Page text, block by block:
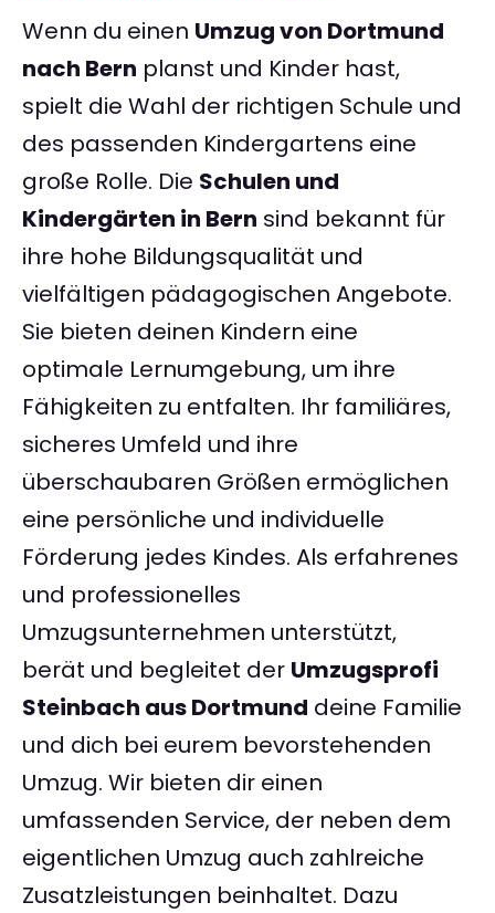
Wenn du einen Umzug von Dortmund
nach Bern planst und Kinder hast,
spielt die Wahl der richtigen Schule und
des passenden Kindergartens eine
große Rolle. Die Schulen und
Kindergärten in Bern sind bekannt für
ihre hohe Bildungsqualität und
vielfältigen pädagogischen Angebote.
Sie bieten deinen Kindern eine
optimale Lernumgebung, um ihre
Fähigkeiten zu entfalten. Ihr familiäres,
sicheres Umfeld und ihre
überschaubaren Größen ermöglichen
eine persönliche und individuelle
Förderung jedes Kindes. Als erfahrenes
und professionelles
Umzugsunternehmen unterstützt,
berät und begleitet der Umzugsprofi
Steinbach aus Dortmund deine Familie
und dich bei eurem bevorstehenden
Umzug. Wir bieten dir einen
umfassenden Service, der neben dem
eigentlichen Umzug auch zahlreiche
Zusatzleistungen beinhaltet. Dazu